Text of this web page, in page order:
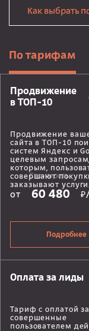
Как выбрать
По тарифам
Продвижение
в ТОП-10
Продвижение
сайта в ТОП-10
систем Яндекс и
целевым
которым,
совершают
заказывают услуги.
Стоимость
от 60 480
Подробнее
Оплата за лиды
Тариф с оплатой за
совершенные
пользователем